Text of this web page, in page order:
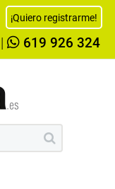
¡Quiero registrarme!
619 926 324